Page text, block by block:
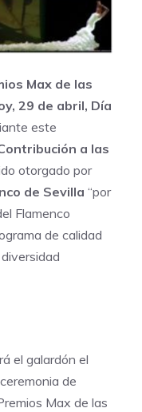
Max de las
29 de abril, Día
este
a las
otorgado por
de Sevilla “por
Flamenco
de calidad
el galardón el
de
Max de las